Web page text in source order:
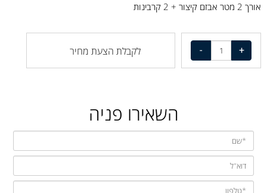
אורך 2 מטר אבזם קיצור + 2 קרבינות
לקבלת הצעת מחיר
השאירו פניה